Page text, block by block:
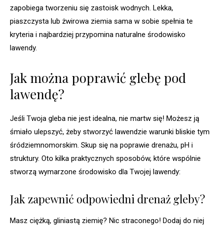
zapobiega tworzeniu się zastoisk wodnych. Lekka,
piaszczysta lub żwirowa ziemia sama w sobie spełnia te
kryteria i najbardziej przypomina naturalne środowisko
lawendy.
Jak można poprawić glebę pod
lawendę?
Jeśli Twoja gleba nie jest idealna, nie martw się! Możesz ją
śmiało ulepszyć, żeby stworzyć lawendzie warunki bliskie tym
śródziemnomorskim. Skup się na poprawie drenażu, pH i
struktury. Oto kilka praktycznych sposobów, które wspólnie
stworzą wymarzone środowisko dla Twojej lawendy:
Jak zapewnić odpowiedni drenaż gleby?
Masz ciężką, gliniastą ziemię? Nic straconego! Dodaj do niej